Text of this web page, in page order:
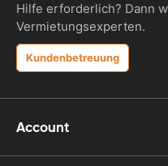
Hilfe erforderlich? Dann
Vermietungsexperten.
Kundenbetreuung
Account